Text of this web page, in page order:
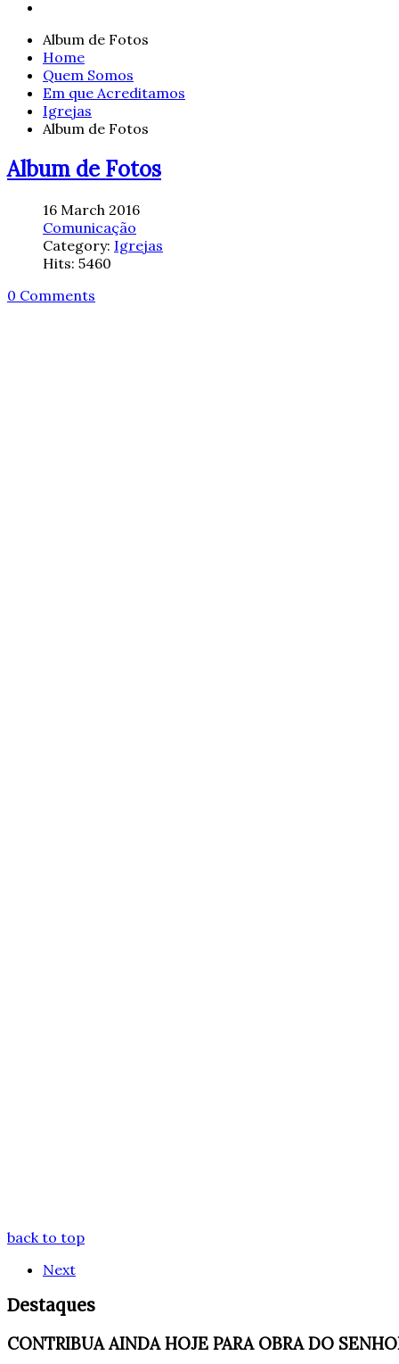
Album de Fotos
Home
Quem Somos
Em que Acreditamos
Igrejas
Album de Fotos
Album de Fotos
16 March 2016
Comunicação
Category: Igrejas
Hits: 5460
0 Comments
back to top
Next
Destaques
CONTRIBUA AINDA HOJE PARA OBRA DO